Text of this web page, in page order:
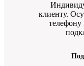
клиенту.